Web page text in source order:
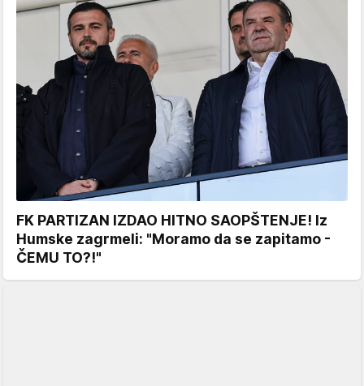
FK PARTIZAN IZDAO HITNO SAOPŠTENJE! Iz
Humske zagrmeli: "Moramo da se zapitamo -
ČEMU TO?!"